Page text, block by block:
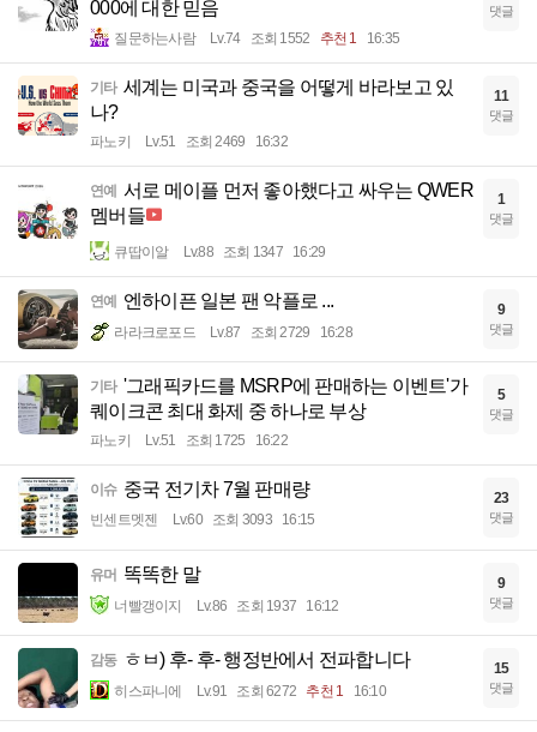
000에 대한 믿음
질문하는사람 Lv.74 조회 1552 추천 1 16:35
댓글
기타 세계는 미국과 중국을 어떻게 바라보고 있
나?
파노키 Lv.51 조회 2469 16:32
11
댓글
연예 서로 메이플 먼저 좋아했다고 싸우는 QWER
멤버들
큐땁이알 Lv.88 조회 1347 16:29
1
댓글
연예 엔하이픈 일본 팬 악플로 ...
라라크로포드 Lv.87 조회 2729 16:28
9
댓글
기타 '그래픽카드를 MSRP에 판매하는 이벤트'가
퀘이크콘 최대 화제 중 하나로 부상
파노키 Lv.51 조회 1725 16:22
5
댓글
이슈 중국 전기차 7월 판매량
빈센트멧젠 Lv.60 조회 3093 16:15
23
댓글
유머 똑똑한 말
너빨갱이지 Lv.86 조회 1937 16:12
9
댓글
감동 ㅎㅂ) 후- 후- 행정반에서 전파합니다
히스파니에 Lv.91 조회 6272 추천 1 16:10
15
댓글